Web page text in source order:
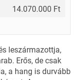
14.070.000 Ft
leszármazottja,
Erős, de csak
a hang is durvább